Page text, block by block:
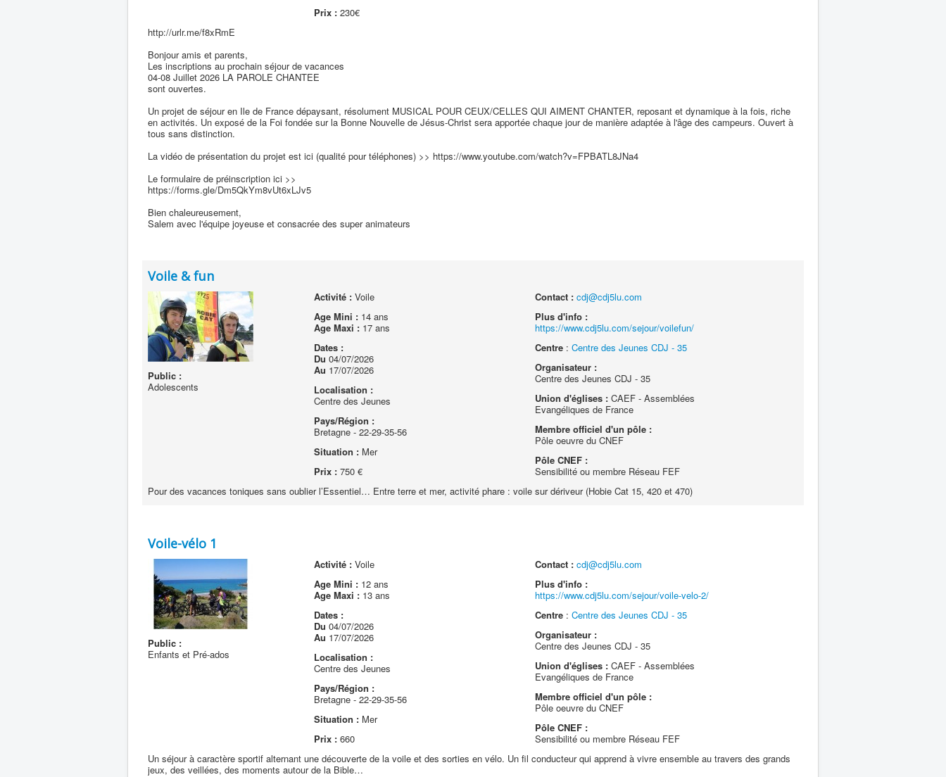
Prix :230€
http://urlr.me/f8xRmE
Bonjour amis et parents,
Les inscriptions au prochain séjour de vacances
04-08 Juillet 2026 LA PAROLE CHANTEE
sont ouvertes.
Un projet de séjour en Ile de France dépaysant, résolument MUSICAL POUR CEUX/CELLES QUI AIMENT CHANTER, reposant et dynamique à la fois, riche
en activités. Un exposé de la Foi fondée sur la Bonne Nouvelle de Jésus-Christ sera apportée chaque jour de manière adaptée à l'âge des campeurs. Ouvert à
tous sans distinction.
La vidéo de présentation du projet est ici (qualité pour téléphones) >> https://www.youtube.com/watch?v=FPBATL8JNa4
Le formulaire de préinscription ici >>
https://forms.gle/Dm5QkYm8vUt6xLJv5
Bien chaleureusement,
Salem avec l'équipe joyeuse et consacrée des super animateurs
Voile & fun
Public :
Adolescents
Activité :Voile
Age Mini :14 ans
Age Maxi :17 ans
Dates :
Du 04/07/2026
Au 17/07/2026
Localisation :
Centre des Jeunes
Pays/Région :
Bretagne - 22-29-35-56
Situation :Mer
Prix :750 €
Contact : cdj@cdj5lu.com
Plus d'info :
https://www.cdj5lu.com/sejour/voilefun/
Centre :Centre des Jeunes CDJ - 35
Organisateur :
Centre des Jeunes CDJ - 35
Union d'églises : CAEF - Assemblées
Evangéliques de France
Membre officiel d'un pôle :
Pôle oeuvre du CNEF
Pôle CNEF :
Sensibilité ou membre Réseau FEF
Pour des vacances toniques sans oublier l’Essentiel… Entre terre et mer, activité phare : voile sur dériveur (Hobie Cat 15, 420 et 470)
Voile-vélo 1
Public :
Enfants et Pré-ados
Activité :Voile
Age Mini :12 ans
Age Maxi :13 ans
Dates :
Du 04/07/2026
Au 17/07/2026
Localisation :
Centre des Jeunes
Pays/Région :
Bretagne - 22-29-35-56
Situation :Mer
Prix :660
Contact : cdj@cdj5lu.com
Plus d'info :
https://www.cdj5lu.com/sejour/voile-velo-2/
Centre :Centre des Jeunes CDJ - 35
Organisateur :
Centre des Jeunes CDJ - 35
Union d'églises : CAEF - Assemblées
Evangéliques de France
Membre officiel d'un pôle :
Pôle oeuvre du CNEF
Pôle CNEF :
Sensibilité ou membre Réseau FEF
Un séjour à caractère sportif alternant une découverte de la voile et des sorties en vélo. Un fil conducteur qui apprend à vivre ensemble au travers des grands
jeux, des veillées, des moments autour de la Bible…